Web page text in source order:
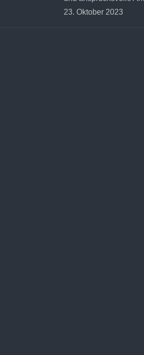
23. Oktober 2023